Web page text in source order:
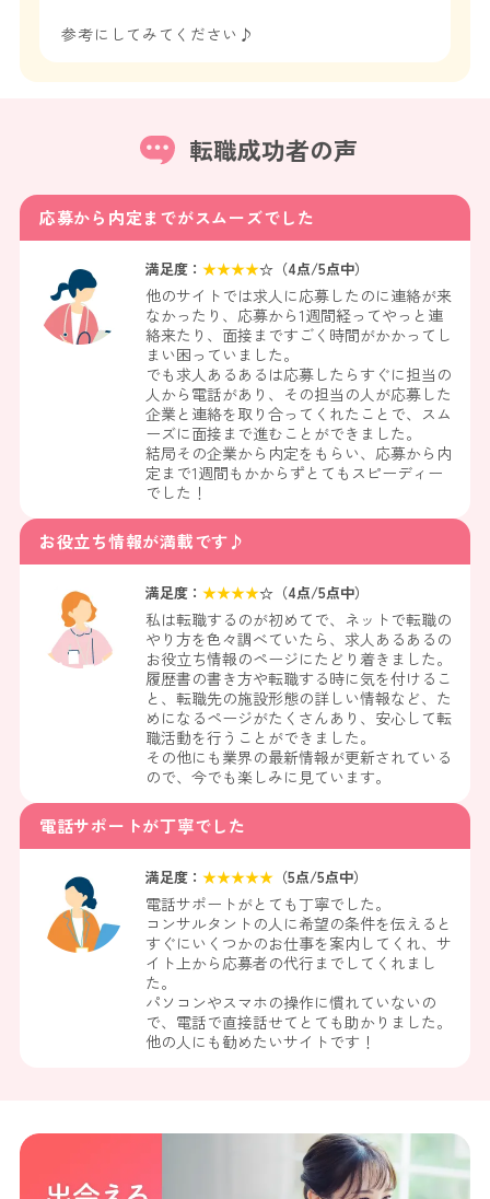
参考にしてみてください♪
転職成功者の声
応募から内定までがスムーズでした
満足度： ★★★★☆（4点/5点中）
他のサイトでは求人に応募したのに連絡が来
なかったり、応募から1週間経ってやっと連
絡来たり、面接まですごく時間がかかってし
まい困っていました。
でも求人あるあるは応募したらすぐに担当の
人から電話があり、その担当の人が応募した
企業と連絡を取り合ってくれたことで、スム
ーズに面接まで進むことができました。
結局その企業から内定をもらい、応募から内
定まで1週間もかからずとてもスピーディー
でした！
お役立ち情報が満載です♪
満足度： ★★★★☆（4点/5点中）
私は転職するのが初めてで、ネットで転職の
やり方を色々調べていたら、求人あるあるの
お役立ち情報のページにたどり着きました。
履歴書の書き方や転職する時に気を付けるこ
と、転職先の施設形態の詳しい情報など、た
めになるページがたくさんあり、安心して転
職活動を行うことができました。
その他にも業界の最新情報が更新されている
ので、今でも楽しみに見ています。
電話サポートが丁寧でした
満足度： ★★★★★（5点/5点中）
電話サポートがとても丁寧でした。
コンサルタントの人に希望の条件を伝えると
すぐにいくつかのお仕事を案内してくれ、サ
イト上から応募者の代行までしてくれまし
た。
パソコンやスマホの操作に慣れていないの
で、電話で直接話せてとても助かりました。
他の人にも勧めたいサイトです！